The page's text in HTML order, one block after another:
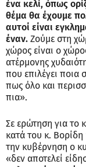
ένα κελί, όπως
θέμα θα έχουμε
αυτοί είναι
έναν. Ζούμε στη
χώρος είναι ο
ατέρμονης
που επιλέγει ποια
πως όλο και
πια».
Σε ερώτηση για το
κατά του κ. Βορίδη
την κυβέρνηση ο
«δεν αποτελεί